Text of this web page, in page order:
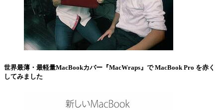
世界最薄・最軽量MacBookカバー『MacWraps』で MacBook Pro を赤く
してみました